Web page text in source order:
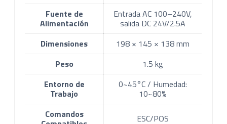
Fuente de
Alimentación
Entrada AC 100–240V,
salida DC 24V/2.5A
Dimensiones
198 × 145 × 138 mm
Peso
1.5 kg
Entorno de
Trabajo
0~45°C / Humedad:
10~80%
Comandos
ESC/POS